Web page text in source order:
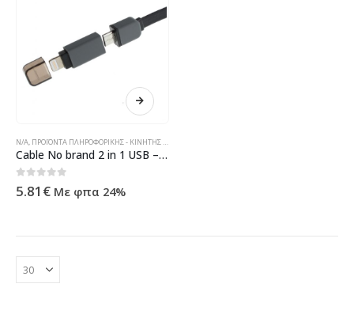
N/A ΠΡΟΪΌΝΤΑ ΠΛΗΡΟΦΟΡΙΚΉΣ - ΚΙΝΗΤΉΣ ΤΗΛΕΦΩΝΊΑΣ - ΗΛΕΚΤΡΟΝΙΚΆ
Cable No brand 2 in 1 USB – Micro USB / Iphone 5/5S:6/6S:6Plus/6sPlus – 14212
0out of 5
5.81 € Με φπα 24%